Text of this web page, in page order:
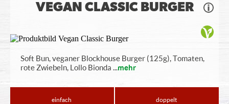
VEGAN CLASSIC BURGER
Soft Bun, veganer Blockhouse Burger (125g), Tomaten,
rote Zwiebeln, Lollo Bionda ...mehr
einfach doppelt